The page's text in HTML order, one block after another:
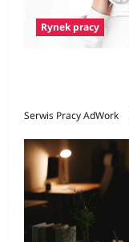
Rynek pracy
Serwis Pracy AdWork